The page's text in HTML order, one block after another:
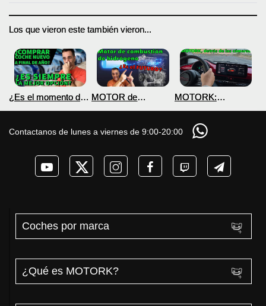
Los que vieron este también vieron...
¿Es el momento de
ELÉCTRICO?.
Podcast MOTORK
MOTOR de
es? MOTORK.
Podcast
MOTORK:
nuestras pruebas.
Podcast
Contactanos de lunes a viernes de 9:00-20:00
Coches por marca
¿Qué es MOTORK?